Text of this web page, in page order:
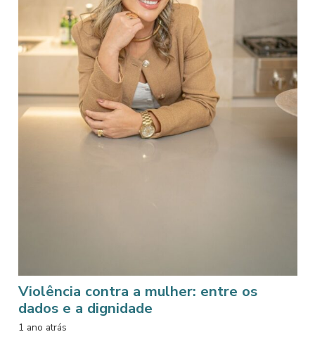
Violência contra a mulher: entre os
dados e a dignidade
1 ano atrás